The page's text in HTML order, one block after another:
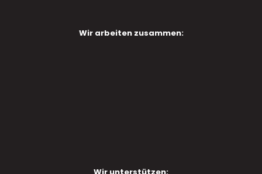
Wir arbeiten zusammen: